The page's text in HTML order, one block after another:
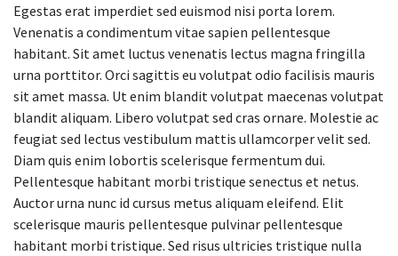
Egestas erat imperdiet sed euismod nisi porta lorem.
Venenatis a condimentum vitae sapien pellentesque
habitant. Sit amet luctus venenatis lectus magna fringilla
urna porttitor. Orci sagittis eu volutpat odio facilisis mauris
sit amet massa. Ut enim blandit volutpat maecenas volutpat
blandit aliquam. Libero volutpat sed cras ornare. Molestie ac
feugiat sed lectus vestibulum mattis ullamcorper velit sed.
Diam quis enim lobortis scelerisque fermentum dui.
Pellentesque habitant morbi tristique senectus et netus.
Auctor urna nunc id cursus metus aliquam eleifend. Elit
scelerisque mauris pellentesque pulvinar pellentesque
habitant morbi tristique. Sed risus ultricies tristique nulla